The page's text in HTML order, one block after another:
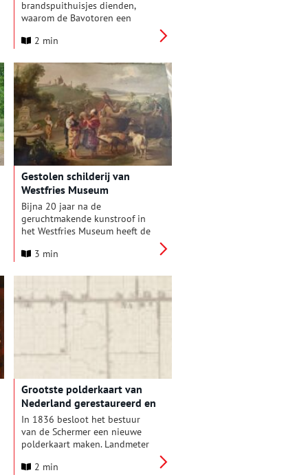
brandspuithuisjes dienden,
waarom de Bavotoren een
was, kan deze zomer in De
bij de tentoonstelling ”t Sant
brandt! 333 jaar Haarlemse
brandweer’.
2 min
Gestolen schilderij van
Westfries Museum
teruggevonden in Polen
Bijna 20 jaar na de
geruchtmakende kunstroof in
het Westfries Museum heeft de
een appartement in Krakau het
van de Hoornse schilder Jan
Linsen teruggevonden. Het
bleek in handen van een man
met de Oekraïense nationaliteit.
Het museum is zeer verheugd
Geerdink: “Dit sterkt ons in de
missende 18 kunstwerken ooit
ook weer in het museum te zien
zullen zijn.”
3 min
Grootste polderkaart van
Nederland gerestaureerd en
schimmelvrij
In 1836 besloot het bestuur
van de Schermer een nieuwe
polderkaart maken. Landmeter
ging aan het werk en leverde
2 min